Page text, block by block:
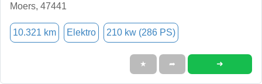
Moers, 47441
10.321 km Elektro 210 kw (286 PS)
★ ➦ ➜